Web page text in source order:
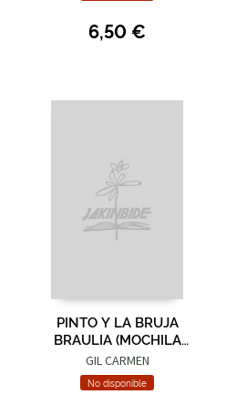
6,50 €
PINTO Y LA BRUJA
BRAULIA (MOCHILA
LIBRO + MASCOTA)
GIL CARMEN
No disponible